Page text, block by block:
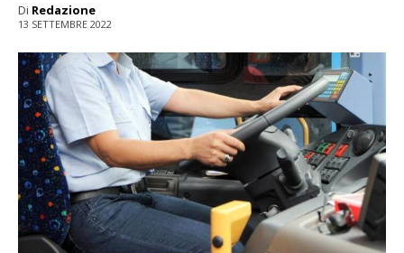
Di Redazione
13 SETTEMBRE 2022